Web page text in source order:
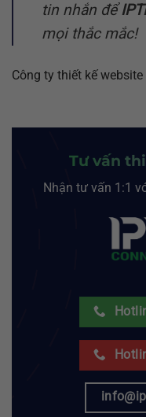
tin nhắn để
mọi thắc mắc!
Công ty thiết kế
Tư vấn
Nhận tư vấn 1:1